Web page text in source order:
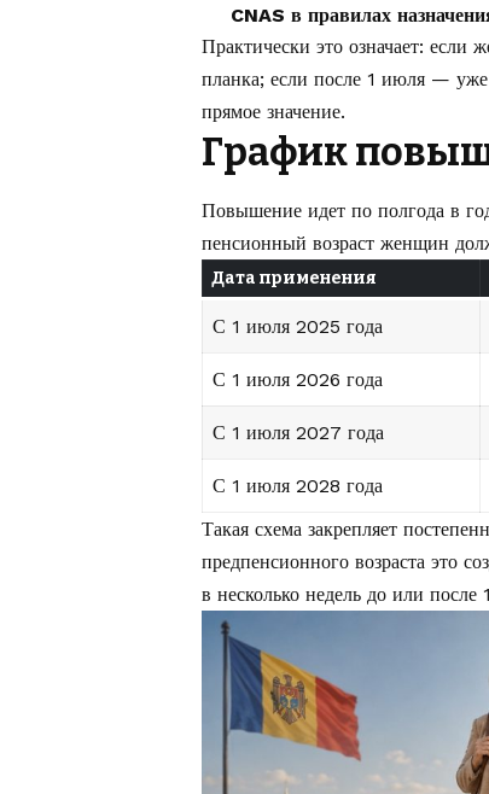
CNAS в правилах
Практически это означает: если
планка; если после 1 июля — уже
прямое значение.
График
Повышение идет по полгода в
пенсионный возраст женщин
Дата применения
С 1 июля 2025 года
С 1 июля 2026 года
С 1 июля 2027 года
С 1 июля 2028 года
Такая схема закрепляет
предпенсионного возраста это
в несколько недель до или